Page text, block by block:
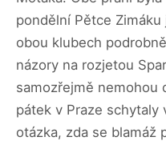
pondělní Pětce
obou klubech
názory na rozjetou
samozřejmě nemohou
pátek v Praze schytaly
otázka, zda se blamáž